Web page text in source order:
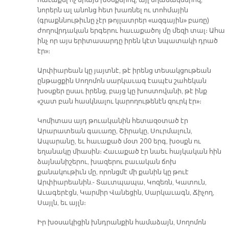
նորերն ալ անոնց հետ խառնել ու տոհմային
(գրաքննութիւնը չէր թոյլատրեր «ազգային» բառը)
ժողովրդական երգերու հաւաքածոյ մը մեզի տալ։ Ահա
ինչ որ այս երիտասարդը իրեն կէտ նպատակի դրած
էր»։
Արփիարեան կը յայտնէ, թէ իրենց տեսակցութեան
ընթացքին Սողոմոն սարկաւագ էապէս շահեկան
խօսքեր ըսաւ իրենց, բայց կը խոստովանի, թէ ինք
«շատ բան հասկնալու կարողութենէն զուրկ էր»։
Կոմիտաս այդ թուականին հետազօտած էր
Արարատեան գաւառը, Շիրակը, Սուրմալուն,
Ապարանը, եւ հաւաքած մօտ 200 երգ, խօսքն ու
եղանակը միասին։ Հաւաքած էր նաեւ հայկական հին
ձայնանիշերու, խազերու բաւական ճոխ
քանակութիւն մը, որոնցմէ մի քանին կը թուէ
Արփիարեանին.- Տաւտպապա, Կոզեռն, Կատուն,
Աւագերէցն, Կարմիր Վանեցին, Սարկաւագն, Ճիչող,
Սայլն, եւ այլն։
Իր խօսակիցին խնդրանքին համաձայն, Սողոմոն